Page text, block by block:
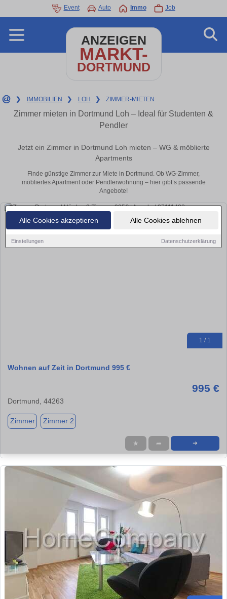
Alle Cookies akzeptieren Alle Cookies ablehnen
Einstellungen Datenschutzerklärung
Event Auto Immo Job
ANZEIGEN
MARKT-
DORTMUND
❯ IMMOBILIEN ❯ LOH ❯ ZIMMER-MIETEN
Zimmer mieten in Dortmund Loh – Ideal für Studenten &
Pendler
Jetzt ein Zimmer in Dortmund Loh mieten – WG & möblierte
Apartments
Finde günstige Zimmer zur Miete in Dortmund. Ob WG-Zimmer,
möbliertes Apartment oder Pendlerwohnung – hier gibt’s passende
Angebote!
1 / 1
Wohnen auf Zeit in Dortmund 995 €
995 €
Dortmund, 44263
Zimmer Zimmer 2
★ ➦ ➜